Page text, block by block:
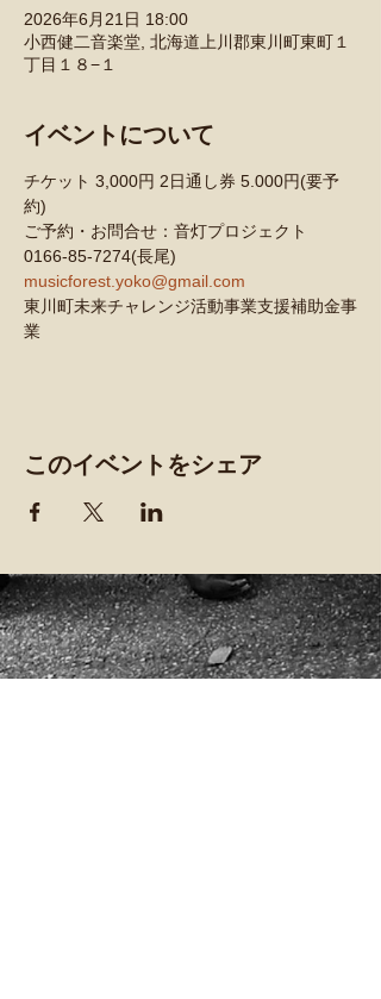
2026年6月21日 18:00
小西健二音楽堂, 北海道上川郡東川町東町１
丁目１８−１
イベントについて
チケット 3,000円 2日通し券 5.000円(要予
約)
ご予約・お問合せ：音灯プロジェクト
0166-85-7274(長尾)
musicforest.yoko@gmail.com
東川町未来チャレンジ活動事業支援補助金事
業
このイベントをシェア